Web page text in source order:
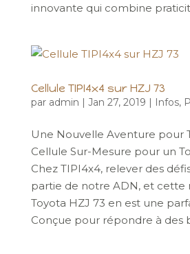
innovante qui combine
Cellule TIPI4x4 sur HZJ 73
par admin | Jan 27, 2019 | Infos,
Une Nouvelle Aventure pour
Cellule Sur-Mesure pour un
Chez TIPI4x4, relever des
partie de notre ADN, et cette
Toyota HZJ 73 en est une
Conçue pour répondre à des